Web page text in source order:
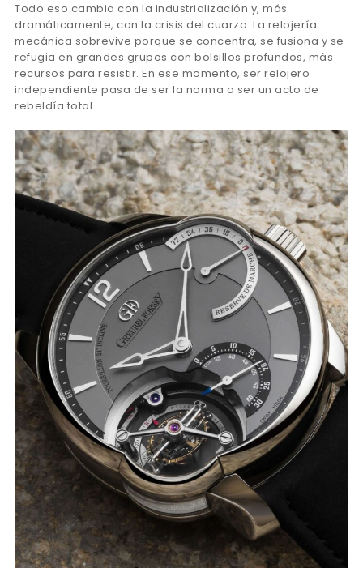
Todo eso cambia con la industrialización y, más
dramáticamente, con la crisis del cuarzo. La relojería
mecánica sobrevive porque se concentra, se fusiona y se
refugia en grandes grupos con bolsillos profundos, más
recursos para resistir. En ese momento, ser relojero
independiente pasa de ser la norma a ser un acto de
rebeldía total.